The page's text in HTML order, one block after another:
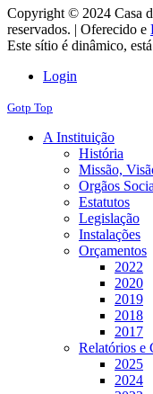
Copyright © 2024 Casa
reservados. | Oferecido e
Este sítio é dinâmico,
Login
Gotp Top
A Instituição
História
Missão,
Orgãos
Estatutos
Legislação
Instalações
Orçamentos
2022
2020
2019
2018
2017
Relatórios e
2025
2024